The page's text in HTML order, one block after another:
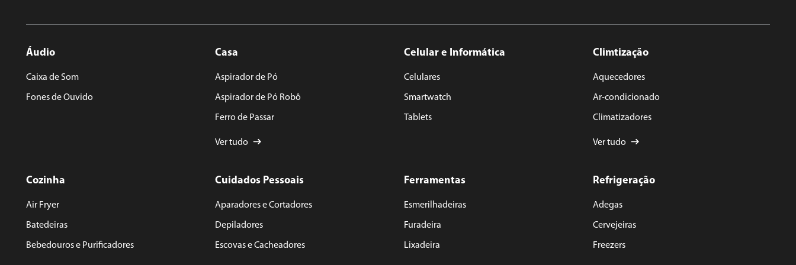
Áudio
Caixa de Som
Fones de Ouvido
Casa
Aspirador de Pó
Aspirador de Pó Robô
Ferro de Passar
Ver tudo
Celular e Informática
Celulares
Smartwatch
Tablets
Climtização
Aquecedores
Ar-condicionado
Climatizadores
Ver tudo
Cozinha
Air Fryer
Batedeiras
Bebedouros e Purificadores
Cuidados Pessoais
Aparadores e Cortadores
Depiladores
Escovas e Cacheadores
Ferramentas
Esmerilhadeiras
Furadeira
Lixadeira
Refrigeração
Adegas
Cervejeiras
Freezers